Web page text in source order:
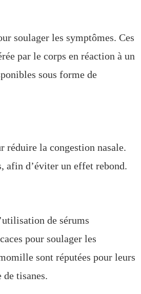
soulager les symptômes. Ces
par le corps en réaction à un
sous forme de
réduire la congestion nasale.
afin d’éviter un effet rebond.
de sérums
pour soulager les
sont réputées pour leurs
tisanes.